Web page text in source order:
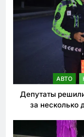
АВТО
Депутаты
за несколько